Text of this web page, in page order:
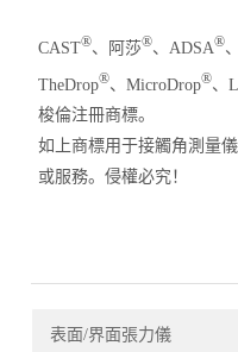
CAST®、阿莎®、ADSA®
TheDrop®、MicroDrop®、
梭倫注冊商標。
如上商標用于接觸角測量
或服務。侵權必究！